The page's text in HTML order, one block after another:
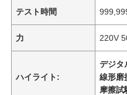
テスト時間
力 220V
ハイライト:
デジタ
線形磨
摩擦試